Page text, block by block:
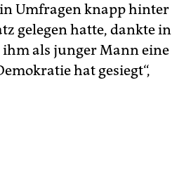
in Umfragen knapp hinter
gelegen hatte, dankte in
ihm als junger Mann eine
hat gesiegt“,